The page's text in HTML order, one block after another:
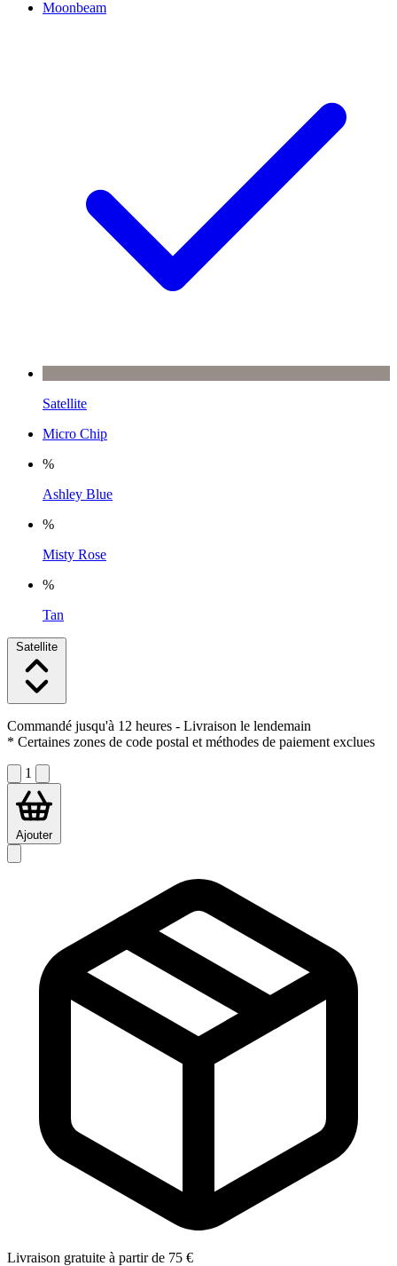
Moonbeam
Satellite
Micro Chip
%
Ashley Blue
%
Misty Rose
%
Tan
Satellite
Commandé jusqu'à 12 heures - Livraison le lendemain
* Certaines zones de code postal et méthodes de paiement exclues
1
Ajouter
Livraison gratuite à partir de 75 €